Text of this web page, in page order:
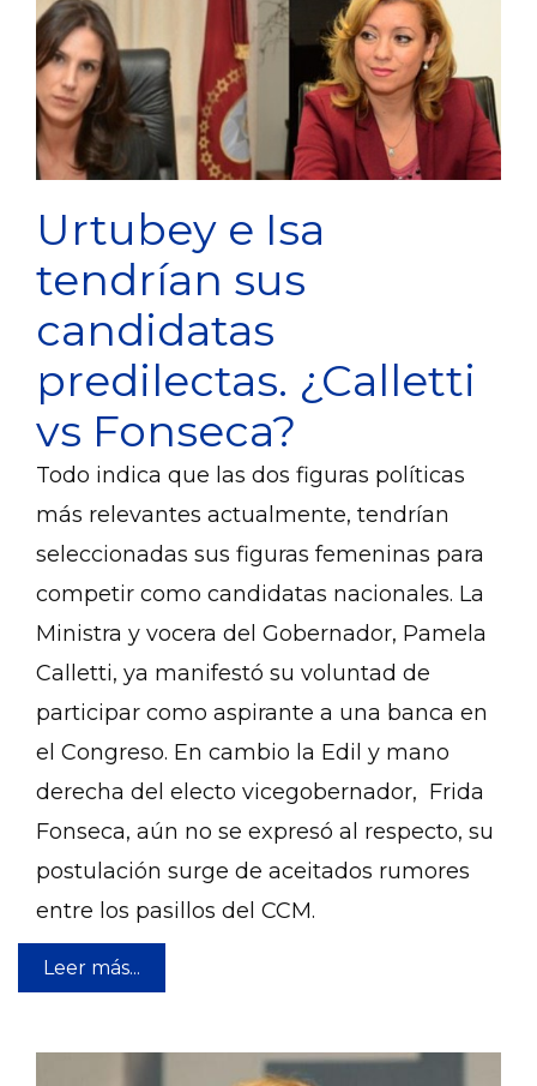
Urtubey e Isa
tendrían sus
candidatas
predilectas. ¿Calletti
vs Fonseca?
Todo indica que las dos figuras políticas
más relevantes actualmente, tendrían
seleccionadas sus figuras femeninas para
competir como candidatas nacionales. La
Ministra y vocera del Gobernador, Pamela
Calletti, ya manifestó su voluntad de
participar como aspirante a una banca en
el Congreso. En cambio la Edil y mano
derecha del electo vicegobernador, Frida
Fonseca, aún no se expresó al respecto, su
postulación surge de aceitados rumores
entre los pasillos del CCM.
Leer más...